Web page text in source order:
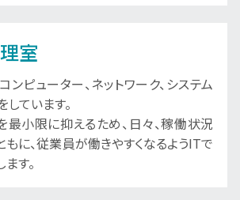
室
ピューター、ネットワーク、システム
ています。
最小限に抑えるため、日々、稼働状況
もに、従業員が働きやすくなるようITで
す。